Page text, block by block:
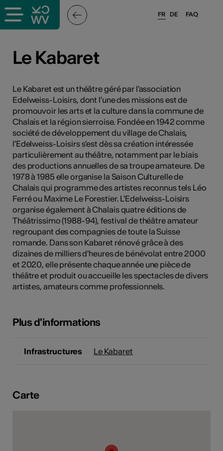
FAQ
FR DE
Le Kabaret
Le Kabaret est un théâtre géré par l'association
Edelweiss-Loisirs, dont l'une des missions est de
promouvoir les arts et la culture dans la commune de
Chalais et la région sierroise. Fondée en 1942 comme
société de développement du village de Chalais,
l'Edelweiss-Loisirs s'est dès sa création intéressée
particulièrement au théâtre, notamment par le biais
des productions annuelles de sa troupe amateure. De
1978 à 1985 elle organise la Saison Culturelle de
Chalais qui programme des artistes reconnus tels Léo
Ferré ou Maxime Le Forestier. L'Edelweiss-Loisirs
organise également à Chalais quatre éditions de
Théâtrissimo (1988-94), festival de théâtre amateur
regroupant des compagnies de toute la Suisse
romande. Dans son Kabaret rénové grâce à des
dizaines de milliers d'heures de bénévolat entre 2000
et 2020, elle présente chaque année une pièce de
théâtre et produit ou accueille les spectacles de divers
artistes, amateurs comme professionnels.
Plus d'informations
Infrastructures Le Kabaret
Carte